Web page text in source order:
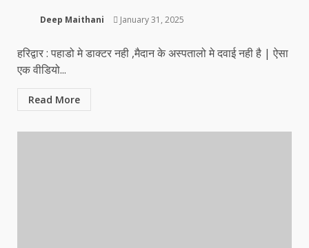
Deep Maithani January 31, 2025
हरिद्वार : पहाडो मे डाक्टर नही ,मैदान के अस्पतालो मे दवाई नही है | ऐसा
एक वीडियो...
Read More